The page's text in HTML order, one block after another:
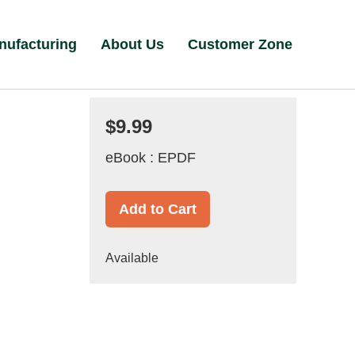
About Us Customer Zone
$9.99
eBook : EPDF
Add to Cart
Available